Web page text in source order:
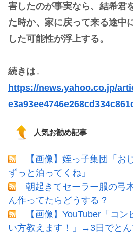
害したのが事実なら、結希君
た時か、家に戻って来る途中
した可能性が浮上する。
続きは↓
https://news.yahoo.co.jp/
人気お勧め記事
【画像】姪っ子集団「お
ずっと泊ってくね」
朝起きてセーラー服の弓
ん作ってたらどうする？
【画像】YouTuber「コ
い方教えます！」→3日でと